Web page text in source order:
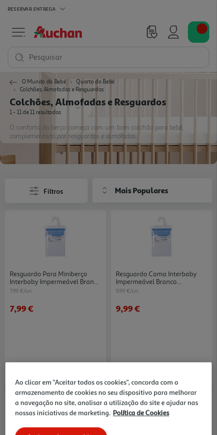
RESERVAR ENTREGA
Pesquisar
O Mundo do Bebé
Quarto do Bebé
Colchões, Almofadas e Resguardos
Colchões, Almofadas e Resguardos
1 - 11 de 11 resultados
O conforto do berço começa com um bom colchão para bebé,
complementado por resguardos e almofadas.
Filtros Mais Populares
Resguardo Para Miniberço
Interbaby Impermeável Branco
55x85cm
7.99 €/un
7,99 €
Resguardo Cama Interbaby
Impermeável Branco
60x120cm
9.99 €/un
9,99 €
Ao clicar em "Aceitar todos os cookies", concorda com o
armazenamento de cookies no seu dispositivo para melhorar
a navegação no site, analisar a utilização do site e ajudar nas
nossas iniciativas de marketing. Política de Cookies